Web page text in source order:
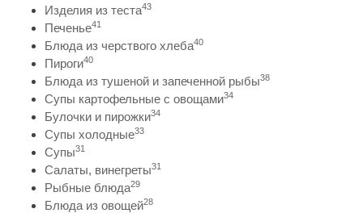
Изделия из теста43
Печенье41
Блюда из черствого хлеба40
Пироги40
Блюда из тушеной и запеченной рыбы38
Супы картофельные с овощами34
Булочки и пирожки34
Супы холодные33
Супы31
Салаты, винегреты31
Рыбные блюда29
Блюда из овощей28